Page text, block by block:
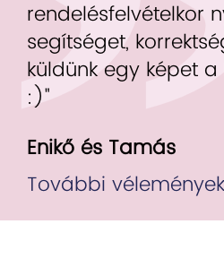
rendelésfelvételkor
segítséget,
küldünk egy képet
:)"
Enikő és Tamás
További vélemények